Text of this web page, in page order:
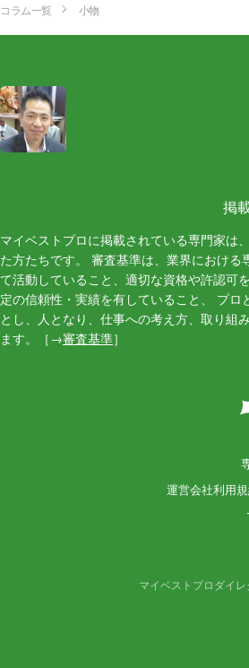
コラム一覧
小物
掲
マイベストプロに掲載されている専門家は
た方たちです。 審査基準は、業界におけ
て活動していること、適切な資格や許認可
定の信頼性・実績を有していること、 プ
とし、人となり、仕事への考え方、取り組
ます。［→審査基準］
運営会社利用
マイベストプロダイレ